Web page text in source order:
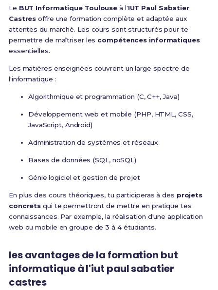
Le BUT Informatique Toulouse à l'IUT Paul Sabatier
Castres offre une formation complète et adaptée aux
attentes du marché. Les cours sont structurés pour te
permettre de maîtriser les compétences informatiques
essentielles.
Les matières enseignées couvrent un large spectre de
l'informatique :
Algorithmique et programmation (C, C++, Java)
Développement web et mobile (PHP, HTML, CSS,
JavaScript, Android)
Administration de systèmes et réseaux
Bases de données (SQL, noSQL)
Génie logiciel et gestion de projet
En plus des cours théoriques, tu participeras à des projets
concrets qui te permettront de mettre en pratique tes
connaissances. Par exemple, la réalisation d'une application
web ou mobile en groupe de 3 à 4 étudiants.
les avantages de la formation but
informatique à l'iut paul sabatier
castres